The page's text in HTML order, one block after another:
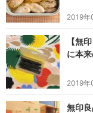
2019年
【無
に本
2019年
無印